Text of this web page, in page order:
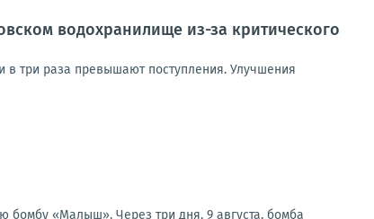
водохранилище из-за критического
три раза превышают поступления. Улучшения
бомбу «Малыш». Через три дня, 9 августа, бомба